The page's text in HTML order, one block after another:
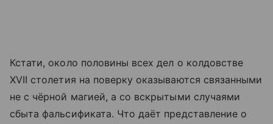
Кстати, около половины всех дел о колдовстве
XVII столетия на поверку оказываются связанными
не с чёрной магией, а со вскрытыми случаями
сбыта фальсификата. Что даёт представление о